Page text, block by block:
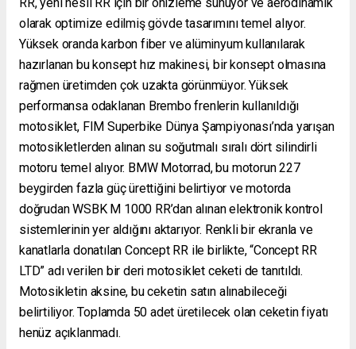
olarak optimize edilmiş gövde tasarımını temel alıyor.
Yüksek oranda karbon fiber ve alüminyum kullanılarak
hazırlanan bu konsept hız makinesi, bir konsept olmasına
rağmen üretimden çok uzakta görünmüyor. Yüksek
performansa odaklanan Brembo frenlerin kullanıldığı
motosiklet, FIM Superbike Dünya Şampiyonası’nda yarışan
motosikletlerden alınan su soğutmalı sıralı dört silindirli
motoru temel alıyor. BMW Motorrad, bu motorun 227
beygirden fazla güç ürettiğini belirtiyor ve motorda
doğrudan WSBK M 1000 RR’dan alınan elektronik kontrol
sistemlerinin yer aldığını aktarıyor. Renkli bir ekranla ve
kanatlarla donatılan Concept RR ile birlikte, “Concept RR
LTD” adı verilen bir deri motosiklet ceketi de tanıtıldı.
Motosikletin aksine, bu ceketin satın alınabileceği
belirtiliyor. Toplamda 50 adet üretilecek olan ceketin fiyatı
henüz açıklanmadı.